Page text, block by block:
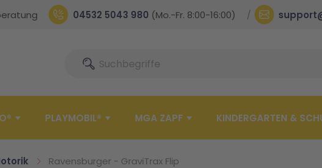
04532 5043 980 (Mo.-Fr. 8:00-16:00)
SucheSuche
PLAYMOBIL® MGA ZAPF KINDERGARTEN &
Ravensburger - GraviTrax Flip